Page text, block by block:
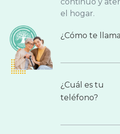
el hogar.
¿Cómo te
¿Cuál es tu
teléfono?